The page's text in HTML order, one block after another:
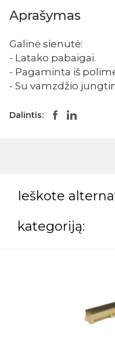
Aprašymas
Galinė sienutė:
- Latako pabaigai.
- Pagaminta iš
- Su vamzdžio
Dalintis:
Ieškote
kategoriją: